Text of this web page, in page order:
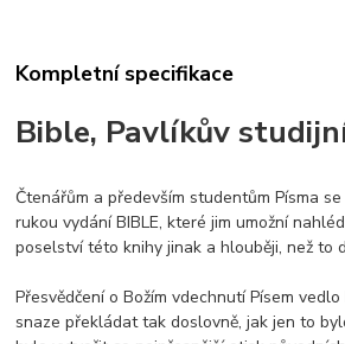
Kompletní specifikace
Bible, Pavlíkův
Čtenářům a především studentům Písma
rukou vydání BIBLE, které jim umožní
poselství této knihy jinak a hlouběji, než to
Přesvědčení o Božím vdechnutí Písem
snaze překládat tak doslovně, jak jen to